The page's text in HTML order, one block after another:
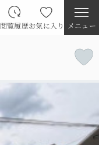
閲覧履歴お気に入り メニュー